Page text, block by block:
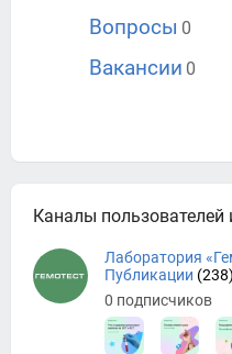
Вопросы 0
Вакансии 0
Каналы пользователей
Лаборатория
Публикации (238)
0 подписчиков